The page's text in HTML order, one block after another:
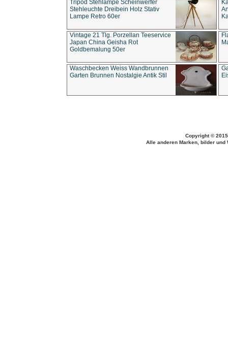
Tripod Stehlampe Scheinwerfer
Stehleuchte Dreibein Holz Stativ
Lampe Retro 60er
Vintage 21 Tlg. Porzellan Teeservice
Japan China Geisha Rot
Goldbemalung 50er
Waschbecken Weiss Wandbrunnen
Garten Brunnen Nostalgie Antik Stil
Copyright ©
Alle anderen Marken, bilder und